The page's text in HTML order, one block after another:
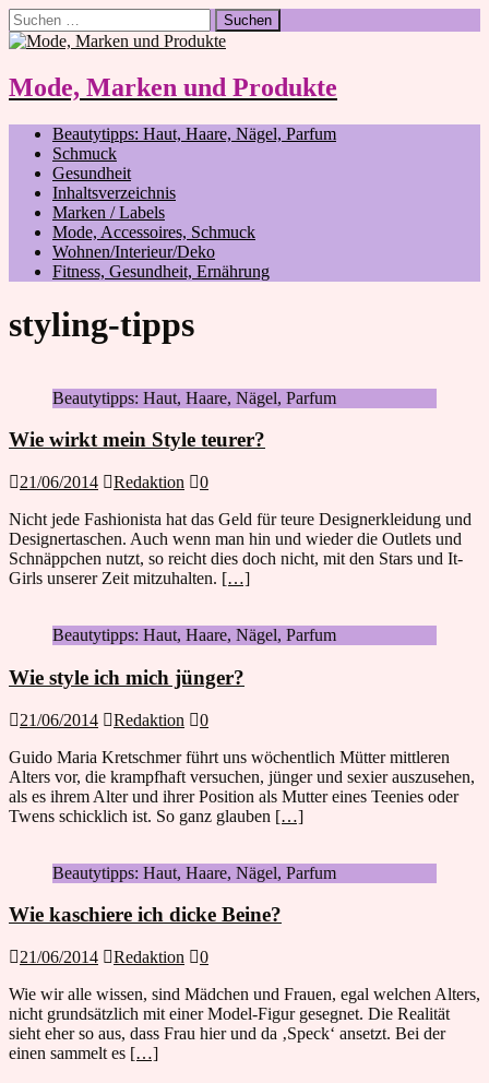
Suchen
nach:
Mode, Marken und Produkte
Beautytipps: Haut, Haare, Nägel, Parfum
Schmuck
Gesundheit
Inhaltsverzeichnis
Marken / Labels
Mode, Accessoires, Schmuck
Wohnen/Interieur/Deko
Fitness, Gesundheit, Ernährung
styling-tipps
Beautytipps: Haut, Haare, Nägel, Parfum
Wie wirkt mein Style teurer?
21/06/2014 Redaktion
0
Nicht jede Fashionista hat das Geld für teure Designerkleidung und
Designertaschen. Auch wenn man hin und wieder die Outlets und
Schnäppchen nutzt, so reicht dies doch nicht, mit den Stars und It-
Girls unserer Zeit mitzuhalten. […]
Beautytipps: Haut, Haare, Nägel, Parfum
Wie style ich mich jünger?
21/06/2014 Redaktion
0
Guido Maria Kretschmer führt uns wöchentlich Mütter mittleren
Alters vor, die krampfhaft versuchen, jünger und sexier auszusehen,
als es ihrem Alter und ihrer Position als Mutter eines Teenies oder
Twens schicklich ist. So ganz glauben […]
Beautytipps: Haut, Haare, Nägel, Parfum
Wie kaschiere ich dicke Beine?
21/06/2014 Redaktion
0
Wie wir alle wissen, sind Mädchen und Frauen, egal welchen Alters,
nicht grundsätzlich mit einer Model-Figur gesegnet. Die Realität
sieht eher so aus, dass Frau hier und da ‚Speck‘ ansetzt. Bei der
einen sammelt es […]